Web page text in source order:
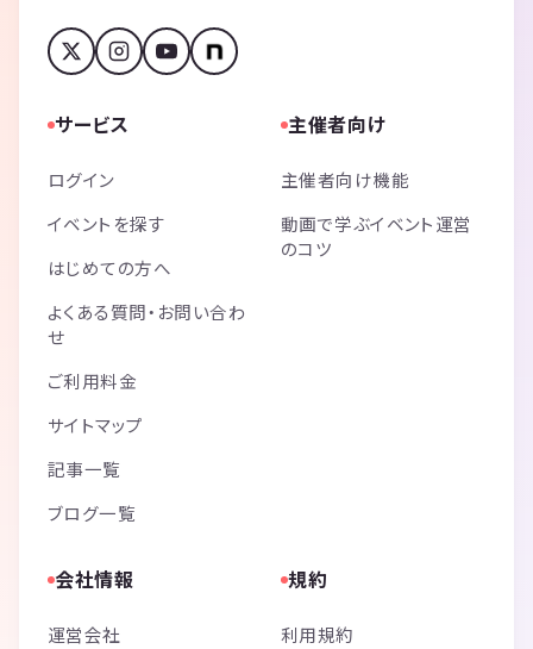
サービス
ログイン
イベントを探す
はじめての方へ
よくある質問・お問い合わ
せ
ご利用料金
サイトマップ
記事一覧
ブログ一覧
主催者向け
主催者向け機能
動画で学ぶイベント運営
のコツ
会社情報
運営会社
規約
利用規約